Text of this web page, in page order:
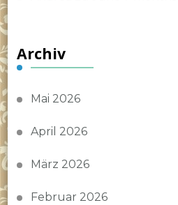
Archiv
Mai 2026
April 2026
März 2026
Februar 2026